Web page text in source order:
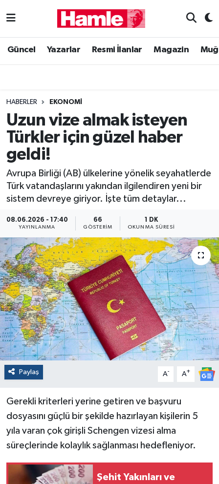
Güncel Yazarlar Resmi İlanlar Magazin
HABERLER EKONOMI
Uzun vize almak isteyen
Türkler için güzel haber
geldi!
Avrupa Birliği (AB) ülkelerine yönelik seyahatlerde
Türk vatandaşlarını yakından ilgilendiren yeni bir
sistem devreye giriyor. İşte tüm detaylar...
08.06.2026 - 17:40
YAYINLANMA
66
GÖSTERIM
1 DK
OKUNMA SÜRESI
Paylaş A- A+
Gerekli kriterleri yerine getiren ve başvuru
dosyasını güçlü bir şekilde hazırlayan kişilerin 5
yıla varan çok girişli Schengen vizesi alma
süreçlerinde kolaylık sağlanması hedefleniyor.
Şehit Yakınları ve
Güncel
Magazin
Muğla Haber
Siyaset
Muğla Nöbetçi Eczaneler
Muğla Trafik Yoğunluk Haritası
Süper Lig Puan Durumu ve Fikstür
Tüm Manşetler
Son Dakika Haberleri